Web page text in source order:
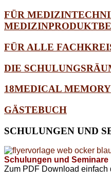
FÜR
FÜR ALLE
DIE
18MEDICAL MEMORY
GÄSTEBUCH
SCHULUNGEN UND
Schulungen und Seminare
Zum PDF Download einfach